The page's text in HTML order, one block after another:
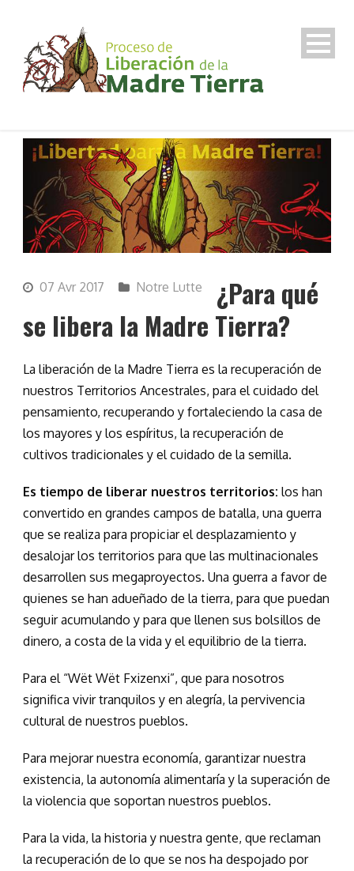
07 Avr 2017 Notre Lutte
¿Para qué
se libera la Madre Tierra?
La liberación de la Madre Tierra es la recuperación de
nuestros Territorios Ancestrales, para el cuidado del
pensamiento, recuperando y fortaleciendo la casa de
los mayores y los espíritus, la recuperación de
cultivos tradicionales y el cuidado de la semilla.
Es tiempo de liberar nuestros territorios: los han
convertido en grandes campos de batalla, una guerra
que se realiza para propiciar el desplazamiento y
desalojar los territorios para que las multinacionales
desarrollen sus megaproyectos. Una guerra a favor de
quienes se han adueñado de la tierra, para que puedan
seguir acumulando y para que llenen sus bolsillos de
dinero, a costa de la vida y el equilibrio de la tierra.
Para el “Wët Wët Fxizenxi”, que para nosotros
significa vivir tranquilos y en alegría, la pervivencia
cultural de nuestros pueblos.
Para mejorar nuestra economía, garantizar nuestra
existencia, la autonomía alimentaría y la superación de
la violencia que soportan nuestros pueblos.
Para la vida, la historia y nuestra gente, que reclaman
la recuperación de lo que se nos ha despojado por